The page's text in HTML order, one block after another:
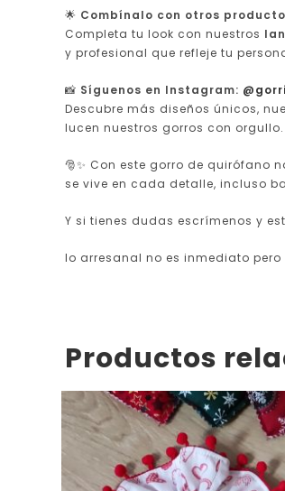
🌟 Combínalo con otros
Completa tu look con nuestros
y profesional que refleje tu
📸 Síguenos en Instagram:
Descubre más diseños únicos,
lucen nuestros gorros con
🎅✨ Con este gorro de
se vive en cada detalle, incluso
Y si tienes dudas escrímenos y
lo arresanal no es inmediato
Productos